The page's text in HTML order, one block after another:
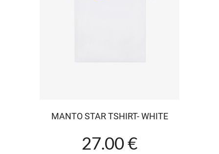
MANTO STAR TSHIRT- WHITE
27.00 €